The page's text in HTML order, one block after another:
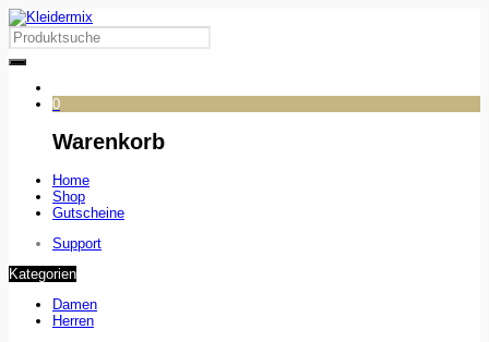
0
Warenkorb
Home
Shop
Gutscheine
Support
Kategorien
Damen
Herren